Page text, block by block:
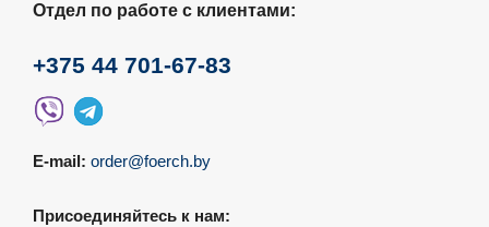
Отдел по работе с клиентами:
+375 44 701-67-83
E-mail: order@foerch.by
Присоединяйтесь к нам: